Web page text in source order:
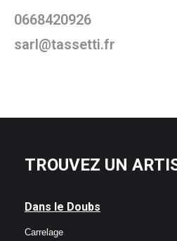
0668420926
sarl@tassetti.fr
TROUVEZ UN
Dans le Doubs
Carrelage